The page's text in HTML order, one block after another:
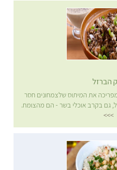
הברזל
את המיתוס שלצמחונים חסר
גם בקרב אוכלי בשר - הם מהצומח.
>>>